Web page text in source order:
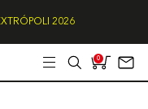
2026
0